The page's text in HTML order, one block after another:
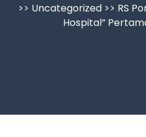
>> Uncategorized>> RS
Hospital”